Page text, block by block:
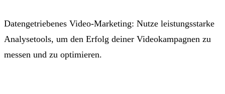
Datengetriebenes Video-Marketing: Nutze leistungsstarke
Analysetools, um den Erfolg deiner Videokampagnen zu
messen und zu optimieren.